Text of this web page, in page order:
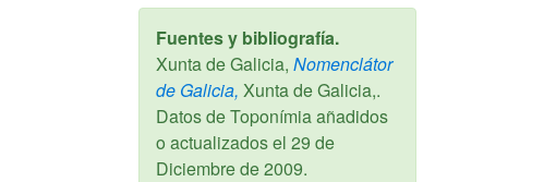
Fuentes y bibliografía.
Xunta de Galicia, Nomenclátor
de Galicia, Xunta de Galicia,.
Datos de Toponímia añadidos
o actualizados el 29 de
Diciembre de 2009.